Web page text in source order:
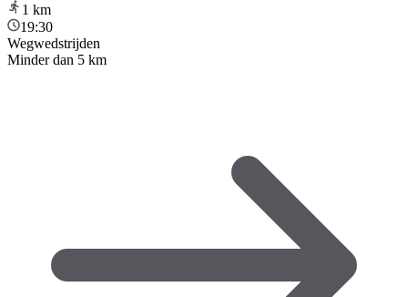
1 km
19:30
Wegwedstrijden
Minder dan 5 km